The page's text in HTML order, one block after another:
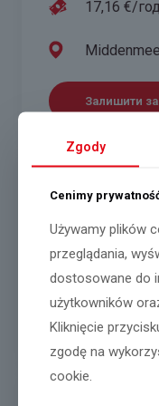
17,16 €/
Залишити
Робота в
14,99 €/
Schipluiden
Залишити
Zgody
Cenimy
Używamy plików
przeglądania,
dostosowane do
użytkowników
Kliknięcie
zgodę na
cookie.